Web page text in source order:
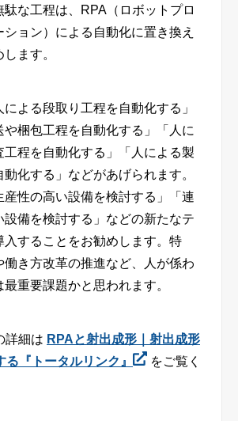
な工程は、RPA（ロボットプロ
ョン）による自動化に置き換え
ます。
よる段取り工程を自動化する」
や梱包工程を自動化する」「人に
工程を自動化する」「人による製
化する」などがあげられます。
産性の高い設備を検討する」「連
設備を検討する」などの新たなテ
入することをお勧めします。特
働き方改革の推進など、人が係わ
重要課題かと思われます。
詳細は RPAと射出成形｜射出成形
『トータルリンク』
をご覧く